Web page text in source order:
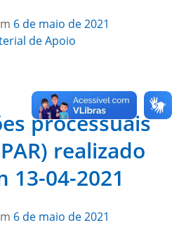
6 de maio de 2021
de Apoio
processuais
realizado
13-04-2021
6 de maio de 2021